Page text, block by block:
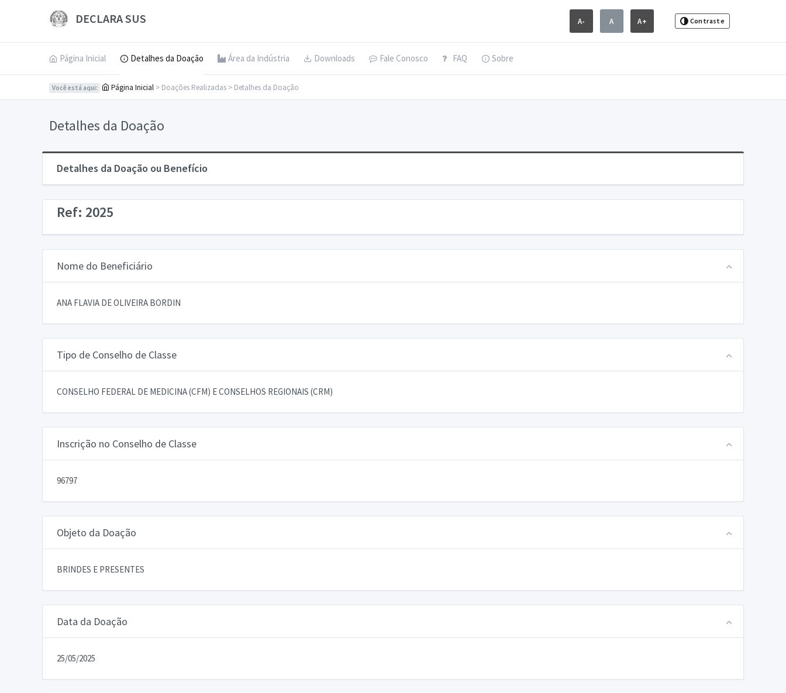
DECLARA SUS A- A A+ Contraste
Página Inicial Detalhes da Doação Área da Indústria Downloads Fale Conosco FAQ Sobre
Você está aqui: Página Inicial > Doações Realizadas > Detalhes da Doação
Detalhes da Doação
Detalhes da Doação ou Benefício
Ref: 2025
Nome do Beneficiário
ANA FLAVIA DE OLIVEIRA BORDIN
Tipo de Conselho de Classe
CONSELHO FEDERAL DE MEDICINA (CFM) E CONSELHOS REGIONAIS (CRM)
Inscrição no Conselho de Classe
96797
Objeto da Doação
BRINDES E PRESENTES
Data da Doação
25/05/2025